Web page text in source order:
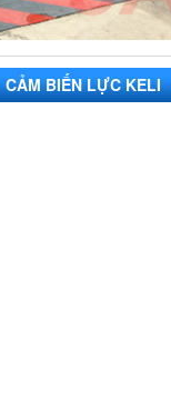
CẢM BIẾN LỰC KELI